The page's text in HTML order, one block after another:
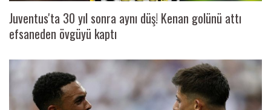
Juventus'ta 30 yıl sonra aynı düş! Kenan golünü attı
efsaneden övgüyü kaptı